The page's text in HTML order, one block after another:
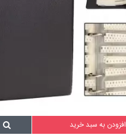
افزودن به سبد خرید